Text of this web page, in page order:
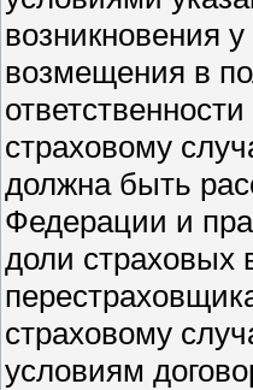
возникновения
возмещения в
страховому
должна быть
Федерации и
доли страховых
страховому
условиям